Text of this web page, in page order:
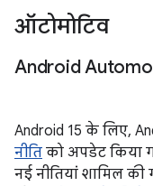
ऑटोमोटिव
Android
Android 15 के लिए,
नीति को अपडेट किया
नई नीतियां शामिल की